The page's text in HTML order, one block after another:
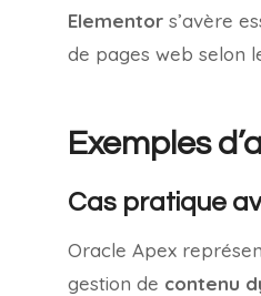
Elementor s’avère
de pages web selon
Exemples
Cas pratique
Oracle Apex
gestion de contenu